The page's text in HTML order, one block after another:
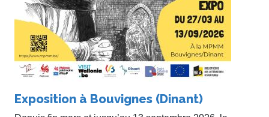
Exposition à Bouvignes (Dinant)